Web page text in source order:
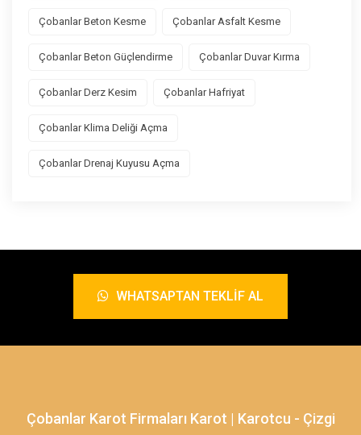
Çobanlar Beton Kesme Çobanlar Asfalt Kesme
Çobanlar Beton Güçlendirme Çobanlar Duvar Kırma
Çobanlar Derz Kesim Çobanlar Hafriyat
Çobanlar Klima Deliği Açma
Çobanlar Drenaj Kuyusu Açma
WHATSAPTAN TEKLIF AL
Çobanlar Karot Firmaları Karot | Karotcu - Çizgi